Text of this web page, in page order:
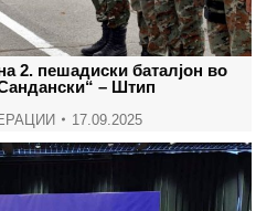
2. пешадиски баталјон во
– Штип
17.09.2025